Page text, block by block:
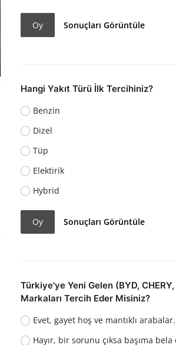
Oy Sonuçları Görüntüle
Hangi Yakıt Türü İlk Tercihiniz?
Benzin
Dizel
Tüp
Elektirik
Hybrid
Oy Sonuçları Görüntüle
Türkiye'ye Yeni Gelen (BYD,
Markaları Tercih Eder Misiniz?
Evet, gayet hoş ve mantıklı arabalar.
Hayır, bir sorunu çıksa başıma bela